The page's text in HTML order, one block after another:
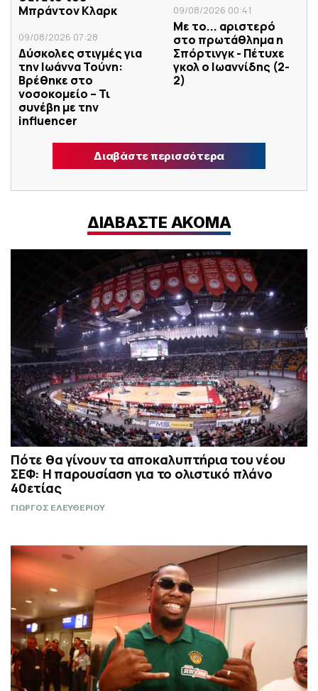
Μπράντον Κλαρκ
09/08/2026 07:28
Δύσκολες στιγμές για
την Ιωάννα Τούνη:
Βρέθηκε στο
νοσοκομείο – Τι
συνέβη με την
influencer
09/08/2026 00:41
Με το... αριστερό
στο πρωτάθλημα η
Σπόρτινγκ - Πέτυχε
γκολ ο Ιωαννίδης (2-
2)
Διαβάστε περισσότερα
ΔΙΑΒΑΣΤΕ ΑΚΟΜΑ
Πότε θα γίνουν τα αποκαλυπτήρια του νέου
ΣΕΦ: Η παρουσίαση για το ολιστικό πλάνο
40ετίας
ΓΙΩΡΓΟΣ ΕΛΕΥΘΕΡΙΟΥ